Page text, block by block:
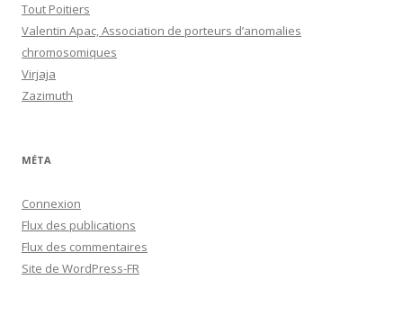
Tout Poitiers
Valentin Apac, Association de porteurs d’anomalies
chromosomiques
Virjaja
Zazimuth
MÉTA
Connexion
Flux des publications
Flux des commentaires
Site de WordPress-FR